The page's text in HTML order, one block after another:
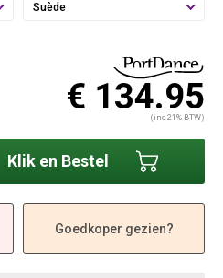
Suède
€ 134.95
(inc 21% BTW)
Klik en Bestel
Goedkoper gezien?